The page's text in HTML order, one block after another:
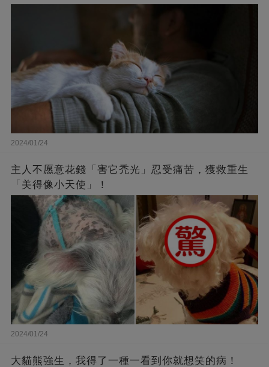
2024/01/24
主人不愿意花錢「害它禿光」忍受痛苦，獲救重生
「美得像小天使」！
2024/01/24
大貓熊強生，我得了一種一看到你就想笑的病！